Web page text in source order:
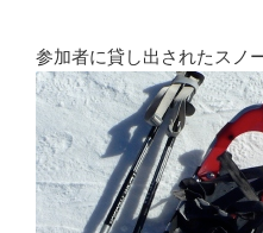
参加者に貸し出されたスノ